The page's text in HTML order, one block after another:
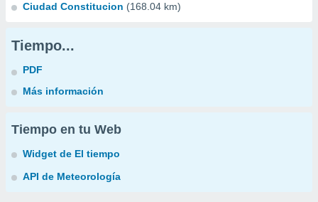
Ciudad Constitucion (168.04 km)
Tiempo...
PDF
Más información
Tiempo en tu Web
Widget de El tiempo
API de Meteorología